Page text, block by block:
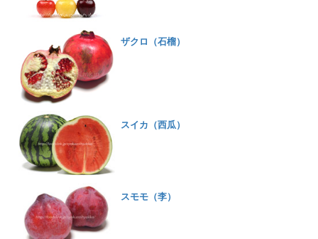
ザクロ（石榴）
スイカ（西瓜）
スモモ（李）